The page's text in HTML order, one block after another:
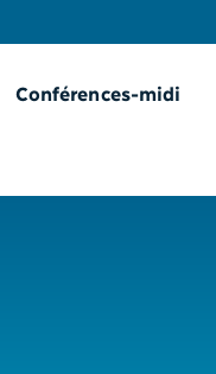
Conférences-midi